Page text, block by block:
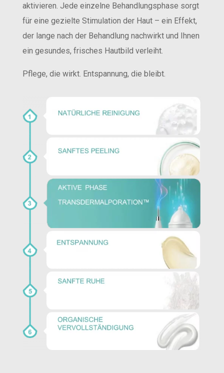
aktivieren. Jede einzelne Behandlungsphase sorgt
für eine gezielte Stimulation der Haut – ein Effekt,
der lange nach der Behandlung nachwirkt und Ihnen
ein gesundes, frisches Hautbild verleiht.
Pflege, die wirkt. Entspannung, die bleibt.